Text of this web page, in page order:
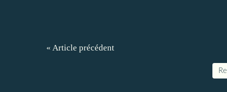
« Article précédent